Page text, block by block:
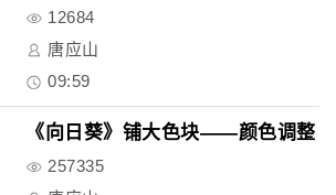
12684
唐应山
09:59
《向日葵》铺大色块——颜色调整
257335